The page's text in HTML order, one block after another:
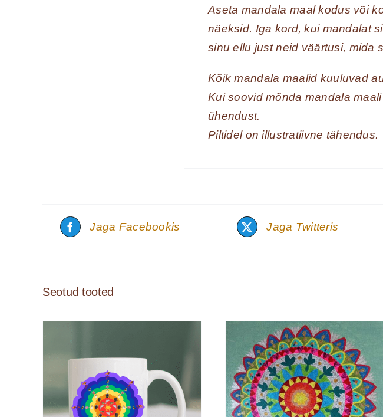
Aseta mandala maal kodus või
näeksid. Iga kord, kui mandalat
sinu ellu just neid väärtusi, mida
Kõik mandala maalid kuuluvad
Kui soovid mõnda mandala
ühendust.
Piltidel on illustratiivne tähendus.
Jaga Facebookis Jaga Twitteris
Seotud tooted